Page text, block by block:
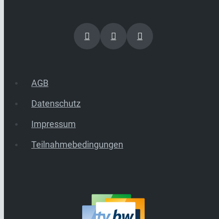
AGB
Datenschutz
Impressum
Teilnahmebedingungen